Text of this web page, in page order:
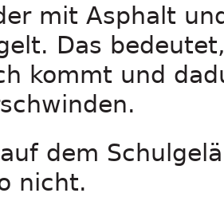
mit Asphalt
Das
kommt und
dem
nicht.